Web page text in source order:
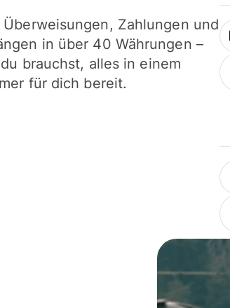
Zahlungen und
in über 40 Währungen –
brauchst, alles in einem
für dich bereit.